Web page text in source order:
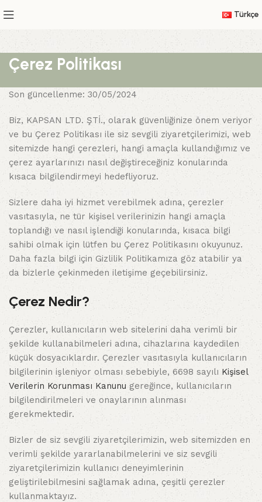
Türkçe
Çerez Politikası
Son güncellenme: 30/05/2024
Biz, KAPSAN LTD. ŞTİ., olarak güvenliğinize önem veriyor
ve bu Çerez Politikası ile siz sevgili ziyaretçilerimizi, web
sitemizde hangi çerezleri, hangi amaçla kullandığımız ve
çerez ayarlarınızı nasıl değiştireceğiniz konularında
kısaca bilgilendirmeyi hedefliyoruz.
Sizlere daha iyi hizmet verebilmek adına, çerezler
vasıtasıyla, ne tür kişisel verilerinizin hangi amaçla
toplandığı ve nasıl işlendiği konularında, kısaca bilgi
sahibi olmak için lütfen bu Çerez Politikasını okuyunuz.
Daha fazla bilgi için Gizlilik Politikamıza göz atabilir ya
da bizlerle çekinmeden iletişime geçebilirsiniz.
Çerez Nedir?
Çerezler, kullanıcıların web sitelerini daha verimli bir
şekilde kullanabilmeleri adına, cihazlarına kaydedilen
küçük dosyacıklardır. Çerezler vasıtasıyla kullanıcıların
bilgilerinin işleniyor olması sebebiyle, 6698 sayılı Kişisel
Verilerin Korunması Kanunu gereğince, kullanıcıların
bilgilendirilmeleri ve onaylarının alınması
gerekmektedir.
Bizler de siz sevgili ziyaretçilerimizin, web sitemizden en
verimli şekilde yararlanabilmelerini ve siz sevgili
ziyaretçilerimizin kullanıcı deneyimlerinin
geliştirilebilmesini sağlamak adına, çeşitli çerezler
kullanmaktayız.